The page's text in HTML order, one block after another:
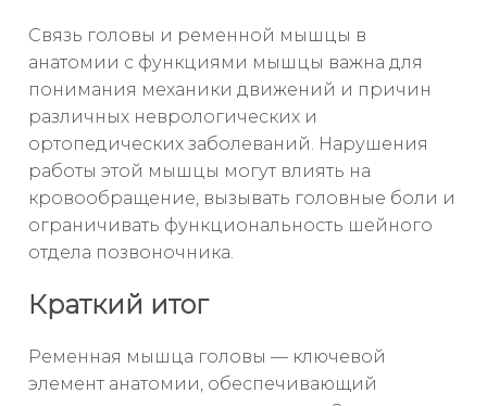
Связь головы и ременной мышцы в
анатомии с функциями мышцы важна для
понимания механики движений и причин
различных неврологических и
ортопедических заболеваний. Нарушения
работы этой мышцы могут влиять на
кровообращение, вызывать головные боли и
ограничивать функциональность шейного
отдела позвоночника.
Краткий итог
Ременная мышца головы — ключевой
элемент анатомии, обеспечивающий